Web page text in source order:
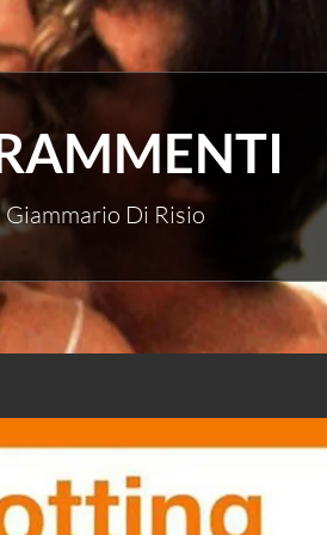
Giammario Di Risio